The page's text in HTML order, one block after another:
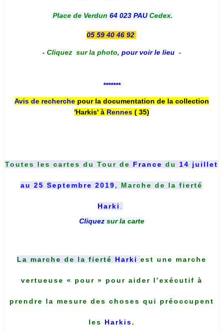
Place de Verdun 64 023 PAUCedex.
05 59 40 46 92
- Cliquez sur la photo, pour voir le lieu -
*******
Avis de recherche pour la documentation de la collection
'Harkis' à Rennes( 35)
Toutes les cartes du Tour de France du 14 juillet
au 25 Septembre 2019, Marche de la fierté
Harki
Cliquez sur la carte
La marche de la fierté Harki est une marche
vertueuse « pour » pour aider l’exécutif à
prendre la mesure des choses qui préoccupent
les Harkis.